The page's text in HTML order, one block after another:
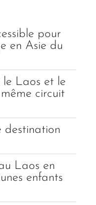
pour
en Asie du
le Laos et le
circuit
destination
Laos en
enfants